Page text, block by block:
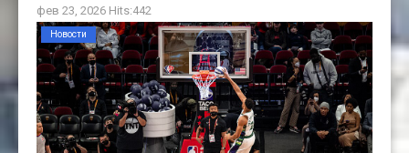
фев 23, 2026 Hits:442
Новости